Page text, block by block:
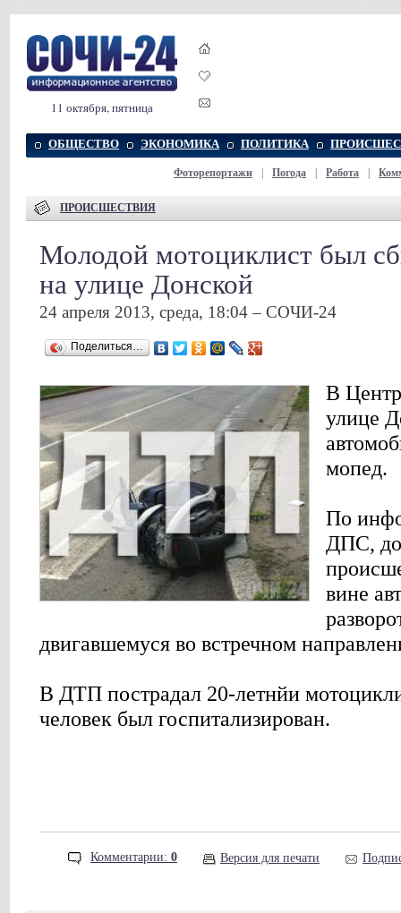
11 октября, пятница
ОБЩЕСТВО ЭКОНОМИКА ПОЛИТИКА
Фоторепортажи Погода Работа
ПРОИСШЕСТВИЯ
Молодой мотоциклист был
на улице Донской
24 апреля 2013, среда, 18:04 – СОЧИ-24
Поделиться…
В
улице
мопед.
По
ДПС,
вине
двигавшемуся во встречном
В ДТП пострадал 20-летнйи
человек был госпитализирован.
Комментарии: 0 Версия для печати